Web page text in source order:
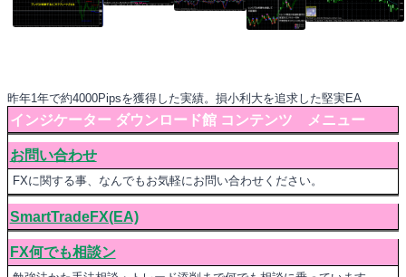
昨年1年で約4000Pipsを獲得した実績。損小利大を追求した堅実EA
インジケーター ダウンロード館 コンテンツ メニュー
お問い合わせ
FXに関する事、なんでもお気軽にお問い合わせください。
SmartTradeFX(EA)
FX何でも相談ン